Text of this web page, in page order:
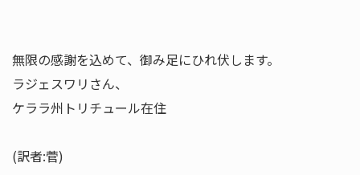
無限の感謝を込めて、御み足にひれ伏します。
ラジェスワリさん、
ケララ州トリチュール在住
(訳者:菅)